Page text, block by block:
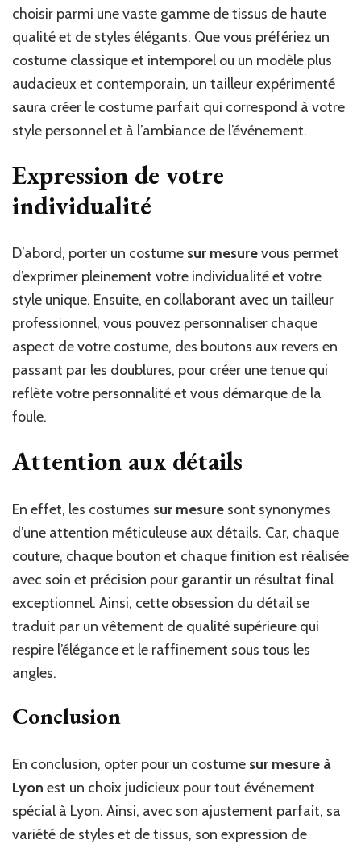
choisir parmi une vaste gamme de tissus de haute
qualité et de styles élégants. Que vous préfériez un
costume classique et intemporel ou un modèle plus
audacieux et contemporain, un tailleur expérimenté
saura créer le costume parfait qui correspond à votre
style personnel et à l’ambiance de l’événement.
Expression de votre
individualité
D’abord, porter un costume sur mesurevous permet
d’exprimer pleinement votre individualité et votre
style unique. Ensuite, en collaborant avec un tailleur
professionnel, vous pouvez personnaliser chaque
aspect de votre costume, des boutons aux revers en
passant par les doublures, pour créer une tenue qui
reflète votre personnalité et vous démarque de la
foule.
Attention aux détails
En effet, les costumes sur mesure sont synonymes
d’une attention méticuleuse aux détails. Car, chaque
couture, chaque bouton et chaque finition est réalisée
avec soin et précision pour garantir un résultat final
exceptionnel. Ainsi, cette obsession du détail se
traduit par un vêtement de qualité supérieure qui
respire l’élégance et le raffinement sous tous les
angles.
Conclusion
En conclusion, opter pour un costume sur mesure à
Lyon est un choix judicieux pour tout événement
spécial à Lyon. Ainsi, avec son ajustement parfait, sa
variété de styles et de tissus, son expression de